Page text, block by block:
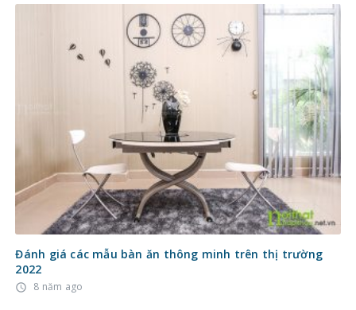
Đánh giá các mẫu bàn ăn thông minh trên thị trường
2022
access_time 8 năm ago